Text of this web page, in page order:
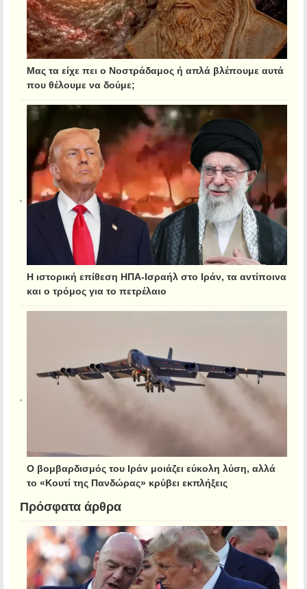
Μας τα είχε πει ο Νοστράδαμος ή απλά βλέπουμε αυτά
που θέλουμε να δούμε;
Η ιστορική επίθεση ΗΠΑ-Ισραήλ στο Ιράν, τα αντίποινα
και ο τρόμος για το πετρέλαιο
Ο βομβαρδισμός του Ιράν μοιάζει εύκολη λύση, αλλά
το «Κουτί της Πανδώρας» κρύβει εκπλήξεις
Πρόσφατα άρθρα